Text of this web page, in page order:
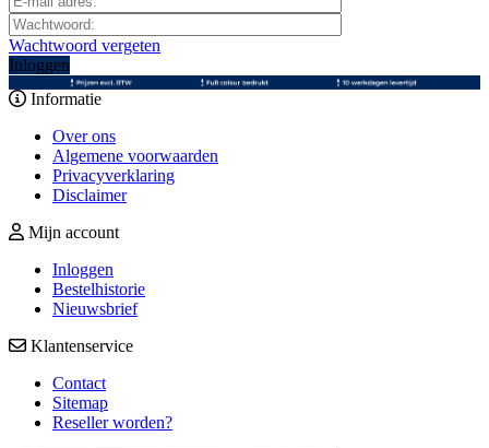
Wachtwoord vergeten
Inloggen
Informatie
Over ons
Algemene voorwaarden
Privacyverklaring
Disclaimer
Mijn account
Inloggen
Bestelhistorie
Nieuwsbrief
Klantenservice
Contact
Sitemap
Reseller worden?